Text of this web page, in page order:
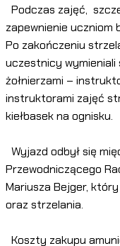
Podczas zajęć,
zapewnienie uczniom
Po zakończeniu
uczestnicy wymieniali
żołnierzami –
instruktorami zajęć
kiełbasek na ognisku.
Wyjazd odbył się
Przewodniczącego
Mariusza Bejger,
oraz strzelania.
Koszty zakupu